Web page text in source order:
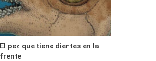
El pez que tiene dientes en la
frente